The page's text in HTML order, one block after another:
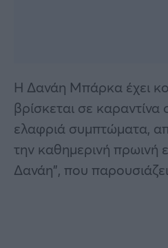
Η Δανάη Μπάρκα έχει
βρίσκεται σε καραντίνα
ελαφριά συμπτώματα,
την καθημερινή πρωινή
Δανάη”, που